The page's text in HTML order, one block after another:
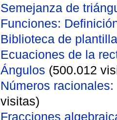
Semejanza de
Funciones:
Biblioteca de
Ecuaciones de la
Ángulos (500.012
Números
visitas)
Fracciones